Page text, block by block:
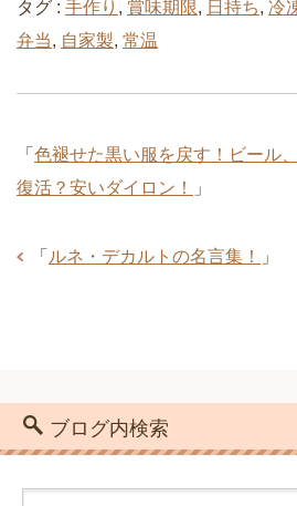
タグ : 手作り , 賞味期限, 日持ち, 冷
弁当, 自家製, 常温
「 色褪せた黒い服を戻す！ビール
復活？安いダイロン！
」
「 ルネ・デカルトの名言集！ 」
ブログ内検索